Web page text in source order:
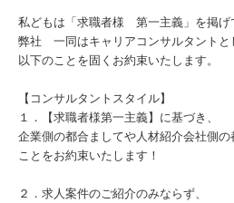
私どもは「求職者様 第一主義」を掲げ
弊社 一同はキャリアコンサルタントと
以下のことを固くお約束いたします。
【コンサルタントスタイル】
１．【求職者様第一主義】に基づき、
企業側の都合ましてや人材紹介会社側
ことをお約束いたします！
２．求人案件のご紹介のみならず、